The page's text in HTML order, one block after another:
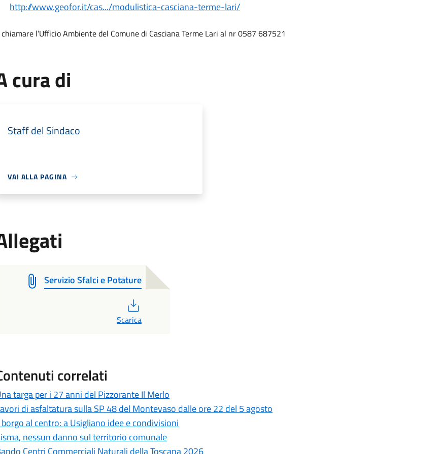
http://www.geofor.it/cas.../modulistica-casciana-terme-lari/
l’Ufficio Ambiente del Comune di Casciana Terme Lari al nr 0587 687521
cura di
Staff del Sindaco
VAI ALLA PAGINA
Servizio Sfalci e Potature
Scarica
correlati
targa per i 27 anni del Pizzorante Il Merlo
di asfaltatura sulla SP 48 del Montevaso dalle ore 22 del 5 agosto
borgo al centro: a Usigliano idee e condivisioni
nessun danno sul territorio comunale
Centri Commerciali Naturali della Toscana 2026